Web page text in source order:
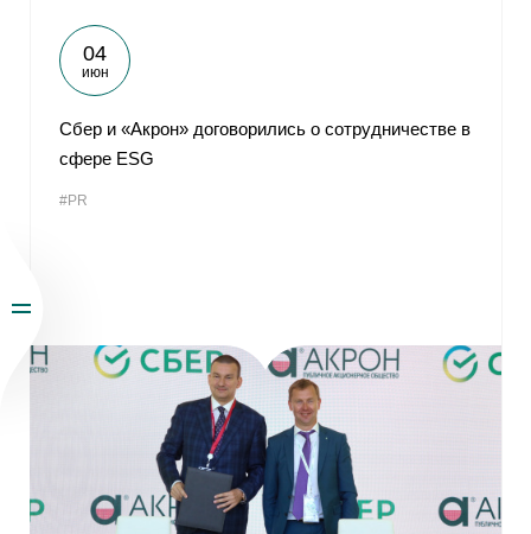
04
июн
Сбер и «Акрон» договорились о сотрудничестве в
сфере ЕSG
#PR